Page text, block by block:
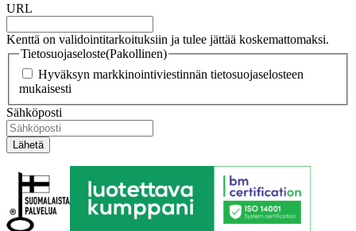
URL
Kenttä on validointitarkoituksiin ja tulee jättää koskemattomaksi.
Tietosuojaseloste(Pakollinen)
Hyväksyn markkinointiviestinnän tietosuojaselosteen
mukaisesti
Sähköposti